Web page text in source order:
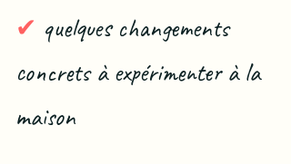
✔ quelques changements
concrets à expérimenter à la
maison